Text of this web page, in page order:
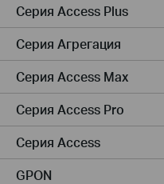
Серия Access Plus
Серия Агрегация
Серия Access Max
Серия Access Pro
Серия Access
GPON